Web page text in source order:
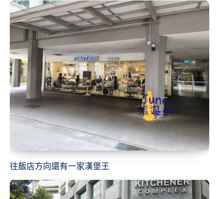
往飯店方向還有一家漢堡王